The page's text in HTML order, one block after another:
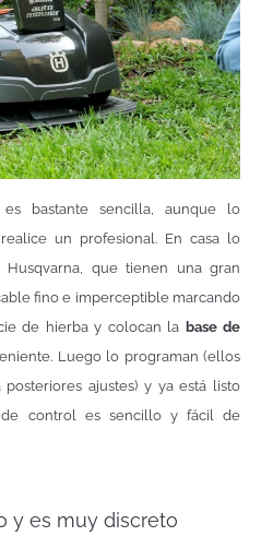
es bastante sencilla, aunque lo
un profesional. En casa lo
que tienen una gran
fino e imperceptible marcando
de hierba y colocan la base de
Luego lo programan (ellos
ajustes) y ya está listo
de control es sencillo y fácil de
y es muy discreto